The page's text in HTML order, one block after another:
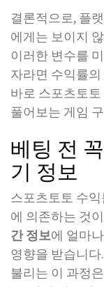
결론적으로, 플
에게는 보이지
이러한 변수를
자라면 수익률
바로 스포츠토
풀어보는 게임
베팅 전
기 정보
스포츠토토 수익
에 의존하는 것
간 정보에 얼마
영향을 받습니다
불리는 이 과정